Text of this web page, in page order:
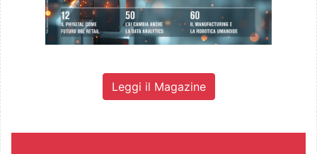
Leggi il Magazine